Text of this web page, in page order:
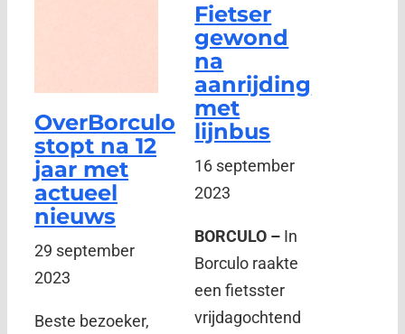
OverBorculo
stopt na 12
jaar met
actueel
nieuws
29 september
2023
Beste bezoeker,
Fietser
gewond
na
aanrijding
met
lijnbus
16 september
2023
BORCULO – In
Borculo raakte
een fietsster
vrijdagochtend